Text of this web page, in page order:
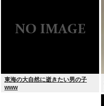
東海の大自然に逝きたい男の子
www